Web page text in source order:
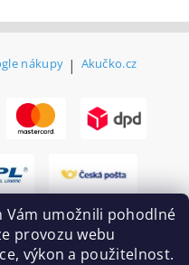
nákupy | Akučko.cz
Vám umožnili pohodlné
provozu webu
výkon a použitelnost.